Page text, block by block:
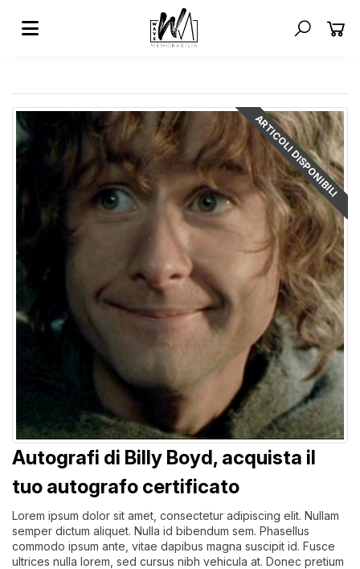
ARTICOLI DISPONIBILI
Autografi di Billy Boyd, acquista il
tuo autografo certificato
Lorem ipsum dolor sit amet, consectetur adipiscing elit. Nullam
semper dictum aliquet. Nulla id bibendum sem. Phasellus
commodo ipsum ante, vitae dapibus magna suscipit id. Fusce
ultrices nulla lorem, sed cursus nibh vehicula at. Donec pretium